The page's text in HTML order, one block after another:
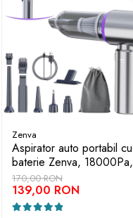
Zenva
Aspirator auto portabil cu
baterie Zenva, 18000Pa,
motor brushless, 3 trepte
de putere
170,00 RON
139,00 RON